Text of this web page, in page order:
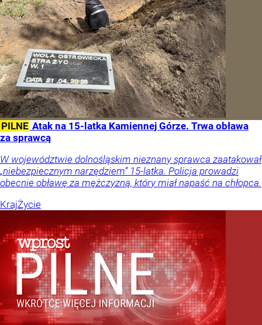
PILNE Atak na 15-latka Kamiennej Górze. Trwa obława
za sprawcą
W województwie dolnośląskim nieznany sprawca zaatakował
„niebezpiecznym narzędziem” 15-latka. Policja prowadzi
obecnie obławę za mężczyzną, który miał napaść na chłopca.
KrajŻycie